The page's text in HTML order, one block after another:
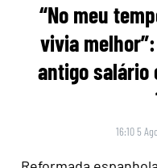
“No meu
vivia
antigo salário
16:10 5